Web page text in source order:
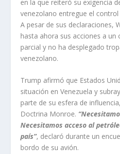
en la que reiteró su exigencia
venezolano entregue el
A pesar de sus declaraciones,
hasta ahora sus acciones a un
parcial y no ha desplegado
venezolano.
Trump afirmó que Estados
situación en Venezuela y
parte de su esfera de
Doctrina Monroe.
Necesitamos acceso al
país”, declaró durante un
bordo de su avión.